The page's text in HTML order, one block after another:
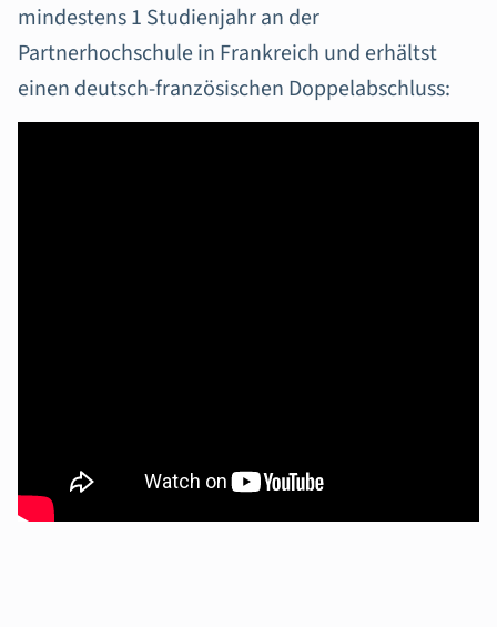
mindestens 1 Studienjahr an der
Partnerhochschule in Frankreich und erhältst
einen deutsch-französischen Doppelabschluss: